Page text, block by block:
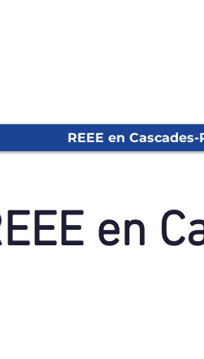
REEE en Cascades-
en